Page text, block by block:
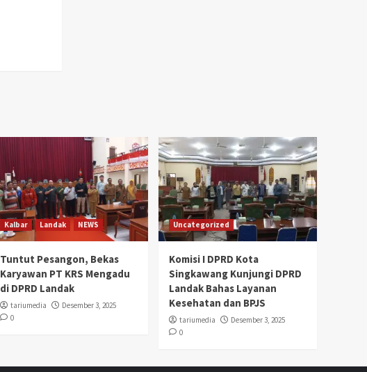
Kalbar Landak NEWS
Tuntut Pesangon, Bekas
Karyawan PT KRS Mengadu
di DPRD Landak
tariumedia
Desember 3, 2025
0
Uncategorized
Komisi I DPRD Kota
Singkawang Kunjungi DPRD
Landak Bahas Layanan
Kesehatan dan BPJS
tariumedia
Desember 3, 2025
0